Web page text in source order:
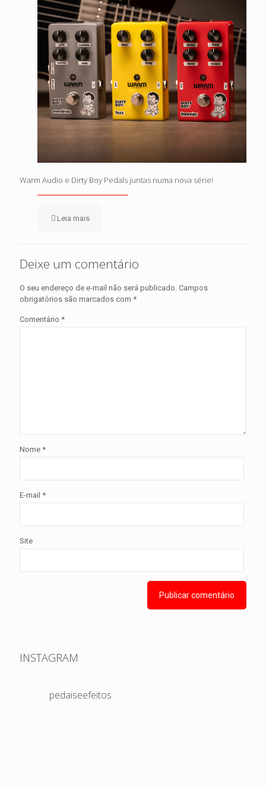
Warm Audio e Dirty Boy Pedals juntas numa nova série!
Leia mais
Deixe um comentário
O seu endereço de e-mail não será publicado. Campos
obrigatórios são marcados com *
Comentário *
Nome *
E-mail *
Site
INSTAGRAM
pedaiseefeitos